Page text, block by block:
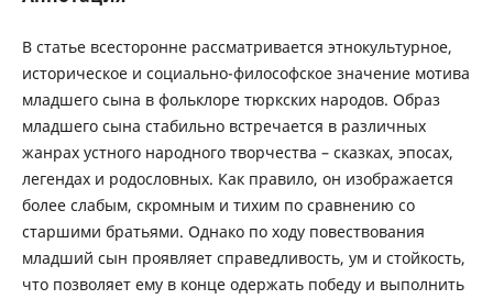
В статье всесторонне рассматривается этнокультурное,
историческое и социально-философское значение мотива
младшего сына в фольклоре тюркских народов. Образ
младшего сына стабильно встречается в различных
жанрах устного народного творчества – сказках, эпосах,
легендах и родословных. Как правило, он изображается
более слабым, скромным и тихим по сравнению со
старшими братьями. Однако по ходу повествования
младший сын проявляет справедливость, ум и стойкость,
что позволяет ему в конце одержать победу и выполнить